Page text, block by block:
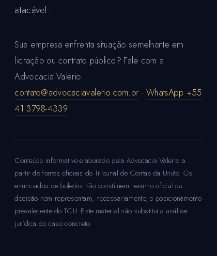
atacável.
Sua empresa enfrenta situação semelhante em
licitação ou contrato público? Fale com a
Advocacia Valerio:
contato@advocaciavalerio.com.br ·WhatsApp +55
41 3798-4339
Conteúdo informativo elaborado pela Advocacia Valerio a
partir de fontes oficiais do Tribunal de Contas da União. Os
enunciados de boletins não constituem resumo oficial da
decisão nem representam, necessariamente, o posicionamento
prevalecente do TCU. Este material não substitui a análise
jurídica do caso concreto.